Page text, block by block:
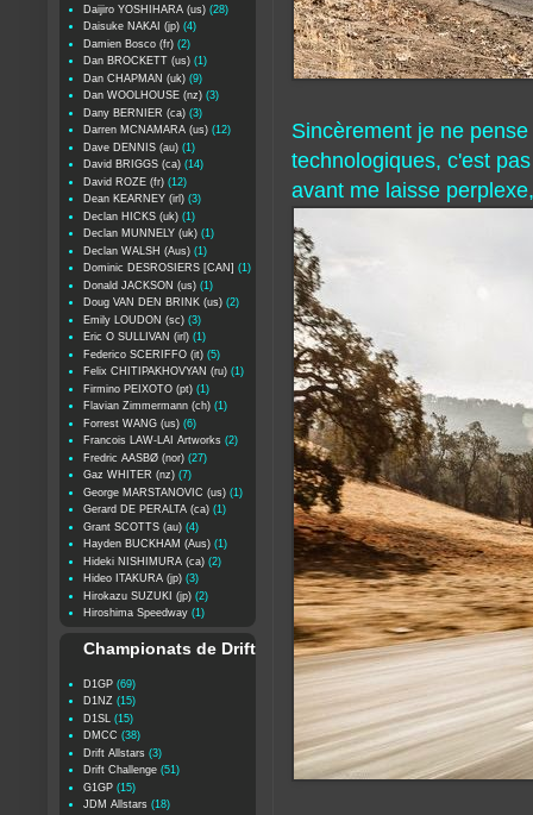
Sincèrement je ne
technologiques, c'est
avant me laisse
Daijiro YOSHIHARA (us) (28)
Daisuke NAKAI (jp) (4)
Damien Bosco (fr) (2)
Dan BROCKETT (us) (1)
Dan CHAPMAN (uk) (9)
Dan WOOLHOUSE (nz) (3)
Dany BERNIER (ca) (3)
Darren MCNAMARA (us) (12)
Dave DENNIS (au) (1)
David BRIGGS (ca) (14)
David ROZE (fr) (12)
Dean KEARNEY (irl) (3)
Declan HICKS (uk) (1)
Declan MUNNELY (uk) (1)
Declan WALSH (Aus) (1)
Dominic DESROSIERS [CAN] (1)
Donald JACKSON (us) (1)
Doug VAN DEN BRINK (us) (2)
Emily LOUDON (sc) (3)
Eric O SULLIVAN (irl) (1)
Federico SCERIFFO (it) (5)
Felix CHITIPAKHOVYAN (ru) (1)
Firmino PEIXOTO (pt) (1)
Flavian Zimmermann (ch) (1)
Forrest WANG (us) (6)
Francois LAW-LAI Artworks (2)
Fredric AASBØ (nor) (27)
Gaz WHITER (nz) (7)
George MARSTANOVIC (us) (1)
Gerard DE PERALTA (ca) (1)
Grant SCOTTS (au) (4)
Hayden BUCKHAM (Aus) (1)
Hideki NISHIMURA (ca) (2)
Hideo ITAKURA (jp) (3)
Hirokazu SUZUKI (jp) (2)
Hiroshima Speedway (1)
Championats de Drift
D1GP (69)
D1NZ (15)
D1SL
(15)
DMCC (38)
Drift Allstars (3)
Drift Challenge (51)
G1GP (15)
JDM Allstars (18)